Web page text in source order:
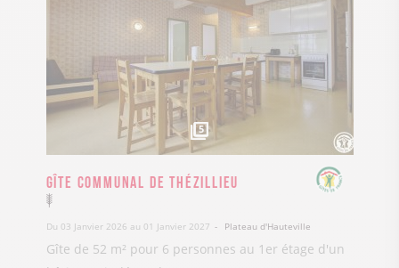
5
Gîte Communal de Thézillieu
Du 03 Janvier 2026 au 01 Janvier 2027 Plateau d'Hauteville
Gîte de 52 m² pour 6 personnes au 1er étage d'un